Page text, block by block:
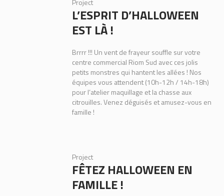
L’ESPRIT D’HALLOWEEN
EST LÀ !
Brrrr !!! Un vent de frayeur souffle sur votre
centre commercial Riom Sud avec ces jolis
petits monstres qui hantent les allées ! Nos
équipes vous attendent (10h-12h / 14h-18h)
pour l’atelier maquillage et la chasse aux
citrouilles. Venez déguisés et amusez-vous en
famille !
Project
FÊTEZ HALLOWEEN EN
FAMILLE !